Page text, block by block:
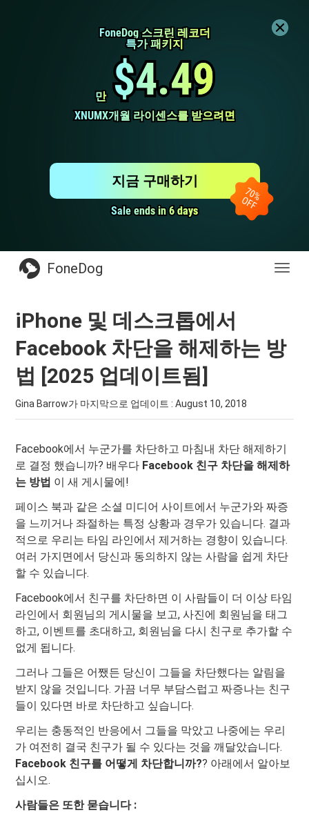
FoneDog 스크린 레코더
FoneDog 스크린 레코더
특가 패키지
특가 패키지
만
만 $4.49
$4.49
XNUMX개월 라이센스를 받으려면
XNUMX개월 라이센스를 받으려면
Sale ends in 6 days
Sale ends in 6 days
지금 구매하기
전
FoneDog
iPhone 및 데스크톱에서
Facebook 차단을 해제하는 방
법 [2025 업데이트됨]
Gina Barrow가 마지막으로 업데이트 :August 10, 2018
Facebook에서 누군가를 차단하고 마침내 차단 해제하기
로 결정 했습니까? 배우다 Facebook 친구 차단을 해제하
는 방법 이 새 게시물에!
페이스 북과 같은 소셜 미디어 사이트에서 누군가와 짜증
을 느끼거나 좌절하는 특정 상황과 경우가 있습니다. 결과
적으로 우리는 타임 라인에서 제거하는 경향이 있습니다.
여러 가지면에서 당신과 동의하지 않는 사람을 쉽게 차단
할 수 있습니다.
Facebook에서 친구를 차단하면 이 사람들이 더 이상 타임
라인에서 회원님의 게시물을 보고, 사진에 회원님을 태그
하고, 이벤트를 초대하고, 회원님을 다시 친구로 추가할 수
없게 됩니다.
그러나 그들은 어쨌든 당신이 그들을 차단했다는 알림을
받지 않을 것입니다. 가끔 너무 부담스럽고 ​​짜증나는 친구
들이 있다면 바로 차단하고 싶습니다.
우리는 충동적인 반응에서 그들을 막았고 나중에는 우리
가 여전히 결국 친구가 될 수 있다는 것을 깨달았습니다.
Facebook 친구를 어떻게 차단합니까?? 아래에서 알아보
십시오.
사람들은 또한 묻습니다 :